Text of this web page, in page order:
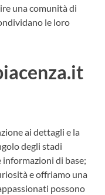
una comunità di
le loro
ai dettagli e la
degli stadi
di base;
e offriamo una
possono